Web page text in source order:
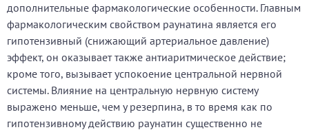
дополнительные фармакологические особенности. Главным
фармакологическим свойством раунатина является его
гипотензивный (снижающий артериальное давление)
эффект, он оказывает также антиаритмическое действие;
кроме того, вызывает успокоение центральной нервной
системы. Влияние на центральную нервную систему
выражено меньше, чем у резерпина, в то время как по
гипотензивному действию раунатин существенно не